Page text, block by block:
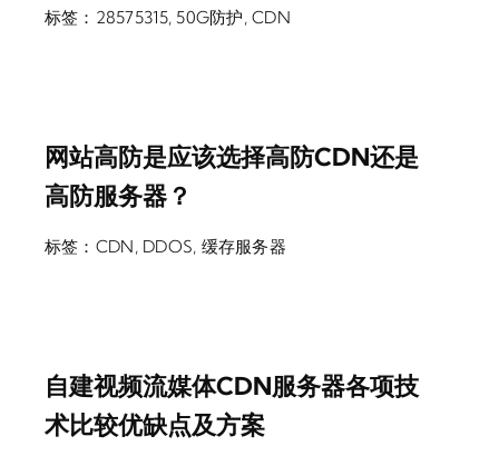
标签： 28575315,50G防护,CDN
网站高防是应该选择高防CDN还是
高防服务器？
标签： CDN, DDOS, 缓存服务器
自建视频流媒体CDN服务器各项技
术比较优缺点及方案